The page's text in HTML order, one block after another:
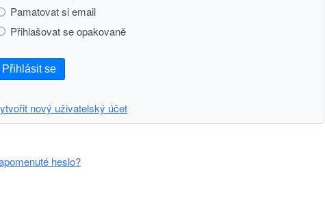
Pamatovat si email
Přihlašovat se opakovaně
Přihlásit se
nový uživatelský účet
heslo?